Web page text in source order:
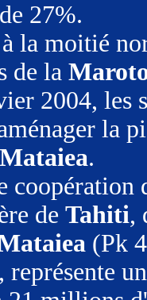
27%.
la moitié
de la
2004, les
la
Mataiea.
coopération
de Tahiti,
(Pk
représente